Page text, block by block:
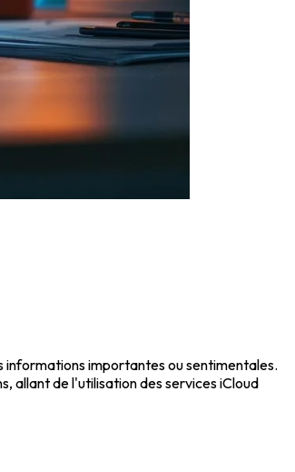
informations importantes ou sentimentales.
allant de l'utilisation des services iCloud